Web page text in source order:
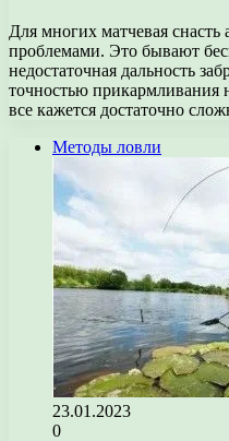
Для многих матчевая
проблемами. Это бывают
недостаточная дальность
точностью прикармливания
все кажется достаточно
Методы ловли
23.01.2023
0